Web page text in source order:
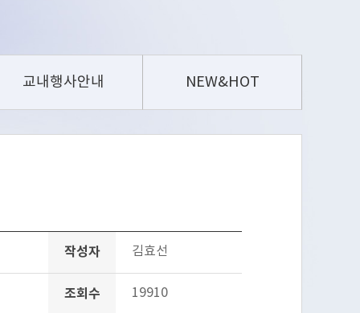
교내행사안내 NEW&HOT
작성자 김효선
조회수 19910